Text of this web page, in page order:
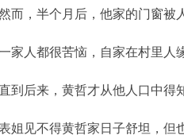
而，半个月后，他家的门窗被
家人都很苦恼，自家在村里人
直到后来，黄哲才从他人口中得
姐见不得黄哲家日子舒坦，但